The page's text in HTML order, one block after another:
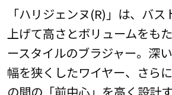
「ハリジェンヌ(R)」は、バ
上げて高さとボリュームをも
ースタイルのブラジャー。深
幅を狭くしたワイヤー、さら